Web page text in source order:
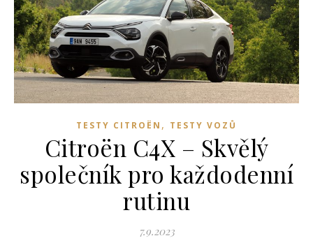
TESTY CITROËN , TESTY VOZŮ
Citroën C4X – Skvělý
společník pro každodenní
rutinu
7.9.2023